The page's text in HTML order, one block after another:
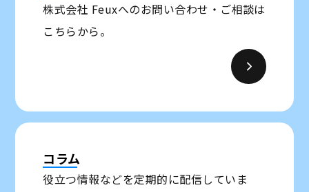
株式会社 Feuxへのお問い合わせ・ご相談は
こちらから。
コラム
役立つ情報などを定期的に配信していま